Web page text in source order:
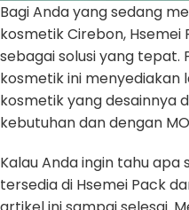
Bagi Anda yang sedang
kosmetik Cirebon,
sebagai solusi yang tepat.
kosmetik ini
kosmetik yang desainnya
kebutuhan dan dengan
Kalau Anda ingin tahu apa
tersedia di Hsemei Pack